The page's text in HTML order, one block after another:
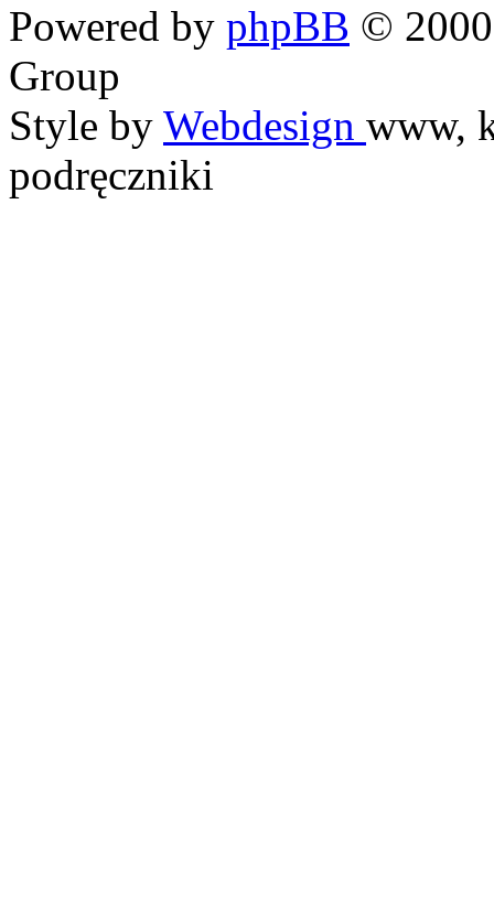
Powered by phpBB ©
Group
Style by Webdesign www,
podręczniki